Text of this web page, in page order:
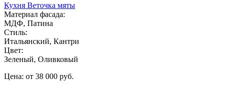
Кухня Веточка мяты
Материал фасада:
МДФ, Патина
Стиль:
Итальянский, Кантри
Цвет:
Зеленый, Оливковый
Цена: от 38 000 руб.